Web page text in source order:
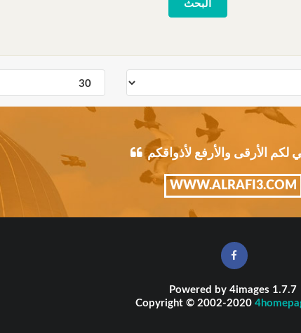
لكم الأرقى والأرفع لأذواقكم
WWW.ALRAFI3.COM
Powered by 4images 1.7.7
Copyright © 2002-2020